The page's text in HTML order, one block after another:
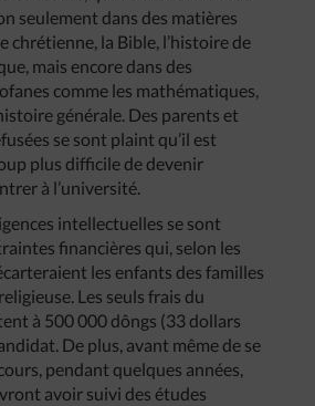
seulement dans des matières
chrétienne, la Bible, l’histoire de
mais encore dans des
comme les mathématiques,
générale. Des parents et
se sont plaint qu’il est
plus difficile de devenir
à l’université.
intellectuelles se sont
financières qui, selon les
les enfants des familles
Les seuls frais du
à 500 000 dôngs (33 dollars
De plus, avant même de se
pendant quelques années,
avoir suivi des études